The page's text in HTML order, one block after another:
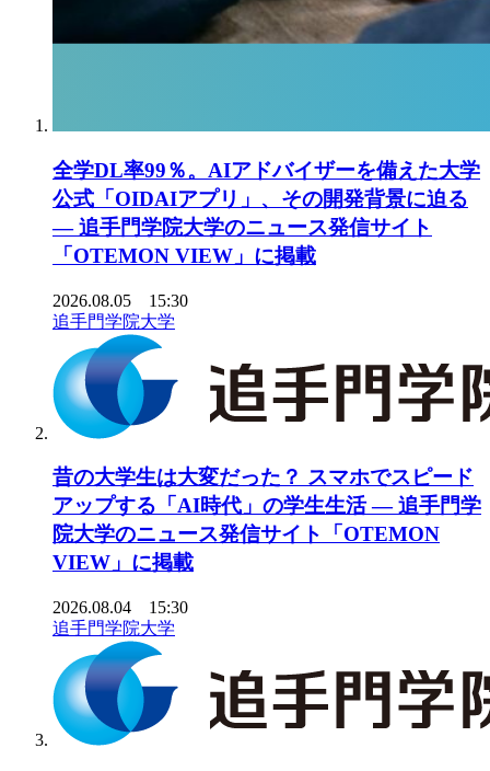
全学DL率99％。AIアドバイザーを備えた大学
公式「OIDAIアプリ」、その開発背景に迫る
― 追手門学院大学のニュース発信サイト
「OTEMON VIEW」に掲載
2026.08.05 15:30
追手門学院大学
昔の大学生は大変だった？ スマホでスピード
アップする「AI時代」の学生生活 ― 追手門学
院大学のニュース発信サイト「OTEMON
VIEW」に掲載
2026.08.04 15:30
追手門学院大学